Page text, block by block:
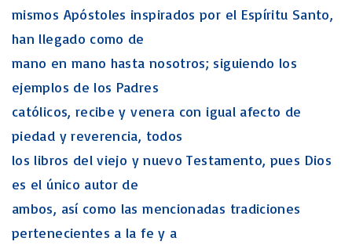
mismos Apóstoles inspirados por el Espíritu Santo,
han llegado como de
mano en mano hasta nosotros; siguiendo los
ejemplos de los Padres
católicos, recibe y venera con igual afecto de
piedad y reverencia, todos
los libros del viejo y nuevo Testamento, pues Dios
es el único autor de
ambos, así como las mencionadas tradiciones
pertenecientes a la fe y a